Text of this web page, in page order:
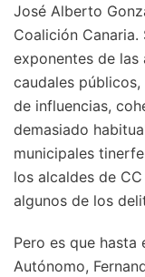
José Alberto
Coalición
exponentes de las
caudales
de influencias,
demasiado
municipales
los alcaldes de
algunos de los
Pero es que
Autónomo,